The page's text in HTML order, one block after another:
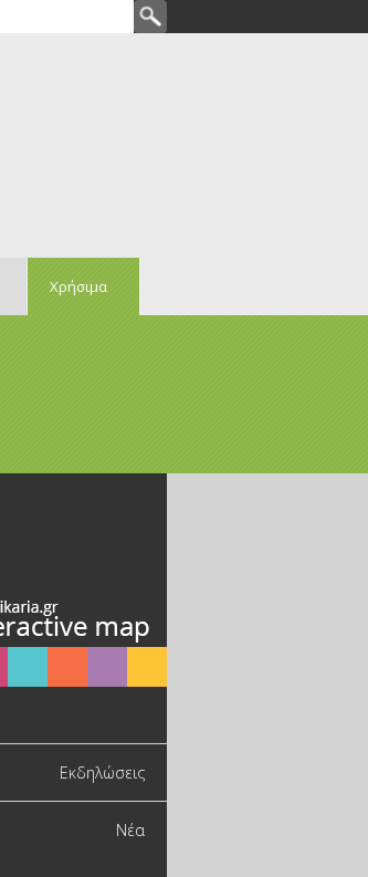
Χρήσιμα
Εκδηλώσεις
Νέα